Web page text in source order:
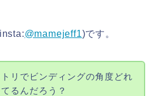
@mamejeff1)です。
リでビンディングの角度どれ
るんだろう？